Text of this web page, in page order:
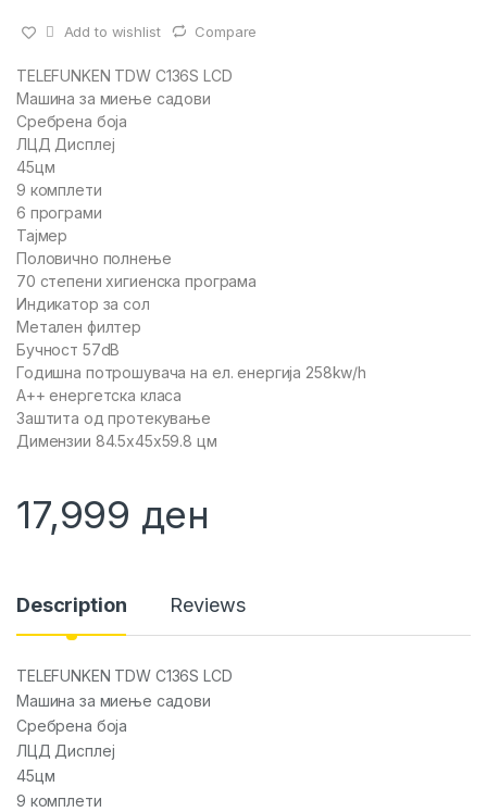
Add to wishlist Compare
TELEFUNKEN TDW C136S LCD
Машина за миење садови
Сребрена боја
ЛЦД Дисплеј
45цм
9 комплети
6 програми
Тајмер
Половично полнење
70 степени хигиенска програма
Индикатор за сол
Метален филтер
Бучност 57dB
Годишна потрошувача на ел. енергија 258kw/h
А++ енергетска класа
Заштита од протекување
Димензии 84.5x45x59.8 цм
17,999 ден
Description Reviews
TELEFUNKEN TDW C136S LCD
Машина за миење садови
Сребрена боја
ЛЦД Дисплеј
45цм
9 комплети